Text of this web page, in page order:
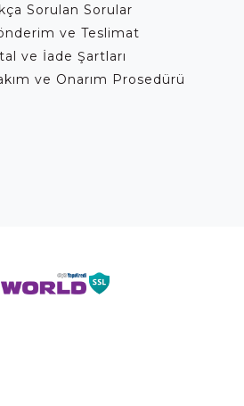
Sorulan Sorular
ve Teslimat
ve İade Şartları
ve Onarım Prosedürü